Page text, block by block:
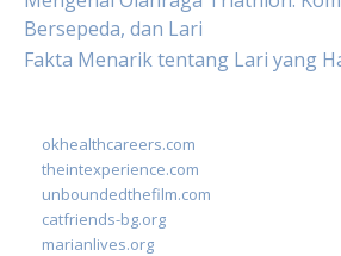
Bersepeda, dan Lari
Fakta Menarik tentang Lari yang
okhealthcareers.com
theintexperience.com
unboundedthefilm.com
catfriends-bg.org
marianlives.org